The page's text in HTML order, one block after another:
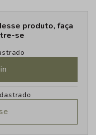
produto, faça
se